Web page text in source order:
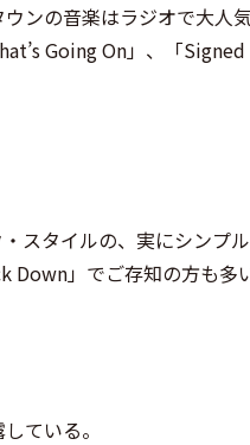
ンの音楽はラジオで大人
Going On」、「
スタイルの、実にシンプ
Down」でご存知の方も多
ている。